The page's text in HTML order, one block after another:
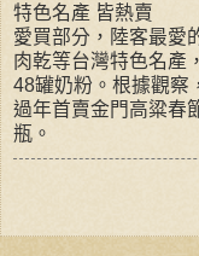
特色名產 皆熱賣
愛買部分，陸客最愛
肉乾等台灣特色名產
48罐奶粉。根據觀察
過年首賣金門高粱春
瓶。